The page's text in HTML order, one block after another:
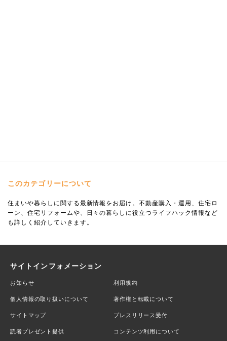
このカテゴリーについて
住まいや暮らしに関する最新情報をお届け。不動産購入・運用、住宅ロ
ーン、住宅リフォームや、日々の暮らしに役立つライフハック情報など
も詳しく紹介していきます。
サイトインフォメーション
お知らせ 利用規約
個人情報の取り扱いについて 著作権と転載について
サイトマップ プレスリリース受付
読者プレゼント提供 コンテンツ利用について